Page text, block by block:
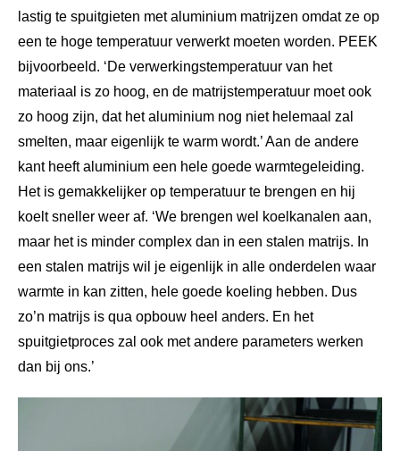
lastig te spuitgieten met aluminium matrijzen omdat ze op
een te hoge temperatuur verwerkt moeten worden. PEEK
bijvoorbeeld. ‘De verwerkingstemperatuur van het
materiaal is zo hoog, en de matrijstemperatuur moet ook
zo hoog zijn, dat het aluminium nog niet helemaal zal
smelten, maar eigenlijk te warm wordt.’ Aan de andere
kant heeft aluminium een hele goede warmtegeleiding.
Het is gemakkelijker op temperatuur te brengen en hij
koelt sneller weer af. ‘We brengen wel koelkanalen aan,
maar het is minder complex dan in een stalen matrijs. In
een stalen matrijs wil je eigenlijk in alle onderdelen waar
warmte in kan zitten, hele goede koeling hebben. Dus
zo’n matrijs is qua opbouw heel anders. En het
spuitgietproces zal ook met andere parameters werken
dan bij ons.’